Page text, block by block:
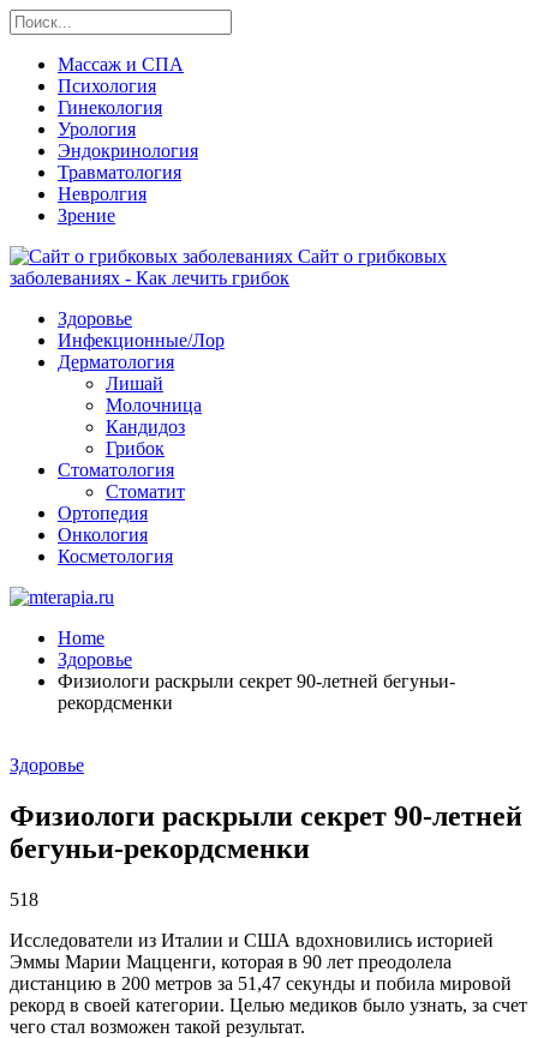
Массаж и СПА
Психология
Гинекология
Урология
Эндокринология
Травматология
Невролгия
Зрение
Сайт о грибковых
заболеваниях - Как лечить грибок
Здоровье
Инфекционные/Лор
Дерматология
Лишай
Молочница
Кандидоз
Грибок
Стоматология
Стоматит
Ортопедия
Онкология
Косметология
Home
Здоровье
Физиологи раскрыли секрет 90-летней бегуньи-
рекордсменки
Здоровье
Физиологи раскрыли секрет 90-летней
бегуньи-рекордсменки
518
Исследователи из Италии и США вдохновились историей
Эммы Марии Мацценги, которая в 90 лет преодолела
дистанцию в 200 метров за 51,47 секунды и побила мировой
рекорд в своей категории. Целью медиков было узнать, за счет
чего стал возможен такой результат.